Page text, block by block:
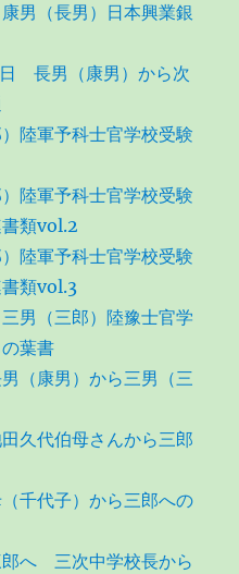
男（長男）日本興業銀
長男（康男）から次
陸軍予科士官学校受験
陸軍予科士官学校受験
類vol.2
陸軍予科士官学校受験
類vol.3
男（三郎）陸豫士官学
葉書
（康男）から三男（三
久代伯母さんから三郎
千代子）から三郎への
へ 三次中学校長から